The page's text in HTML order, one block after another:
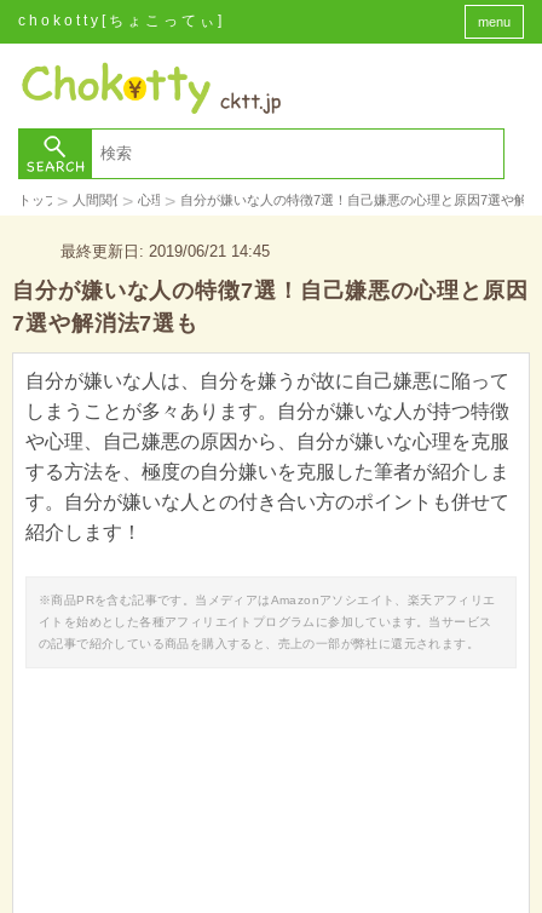
chokotty[ちょこってぃ] menu
トップ > 人間関係> 心理 > 自分が嫌いな人の特徴7選！自己嫌悪の心理と原因7選や解
最終更新日: 2019/06/21 14:45
自分が嫌いな人の特徴7選！自己嫌悪の心理と原因
7選や解消法7選も
自分が嫌いな人は、自分を嫌うが故に自己嫌悪に陥って
しまうことが多々あります。自分が嫌いな人が持つ特徴
や心理、自己嫌悪の原因から、自分が嫌いな心理を克服
する方法を、極度の自分嫌いを克服した筆者が紹介しま
す。自分が嫌いな人との付き合い方のポイントも併せて
紹介します！
※商品PRを含む記事です。当メディアはAmazonアソシエイト、楽天アフィリエ
イトを始めとした各種アフィリエイトプログラムに参加しています。当サービス
の記事で紹介している商品を購入すると、売上の一部が弊社に還元されます。